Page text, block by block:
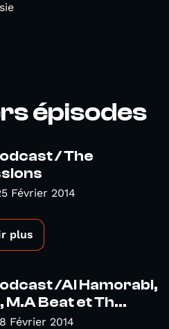
épisodes
/ The
Février 2014
plus
/Al Hamorabi,
Beat et Th...
Février 2014